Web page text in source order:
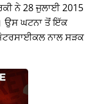
ਨੇ 28 ਜੁਲਾਈ 2015
ਉਸ ਘਟਨਾ ਤੋਂ ਇੱਕ
ਨਾਲ ਸੜਕ